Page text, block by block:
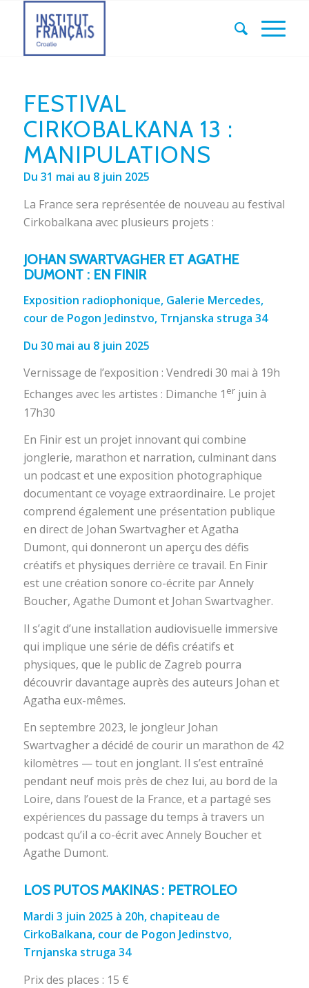
FESTIVAL
CIRKOBALKANA 13 :
MANIPULATIONS
Du 31 mai au 8 juin 2025
La France sera représentée de nouveau au festival
Cirkobalkana avec plusieurs projets :
JOHAN SWARTVAGHER ET AGATHE
DUMONT : EN FINIR
Exposition radiophonique, Galerie Mercedes,
cour de Pogon Jedinstvo, Trnjanska struga 34
Du 30 mai au 8 juin 2025
Vernissage de l’exposition : Vendredi 30 mai à 19h
Echanges avec les artistes : Dimanche 1 erjuin à
17h30
En Finir est un projet innovant qui combine
jonglerie, marathon et narration, culminant dans
un podcast et une exposition photographique
documentant ce voyage extraordinaire. Le projet
comprend également une présentation publique
en direct de Johan Swartvagher et Agatha
Dumont, qui donneront un aperçu des défis
créatifs et physiques derrière ce travail. En Finir
est une création sonore co-écrite par Annely
Boucher, Agathe Dumont et Johan Swartvagher.
Il s’agit d’une installation audiovisuelle immersive
qui implique une série de défis créatifs et
physiques, que le public de Zagreb pourra
découvrir davantage auprès des auteurs Johan et
Agatha eux-mêmes.
En septembre 2023, le jongleur Johan
Swartvagher a décidé de courir un marathon de 42
kilomètres — tout en jonglant. Il s’est entraîné
pendant neuf mois près de chez lui, au bord de la
Loire, dans l’ouest de la France, et a partagé ses
expériences du passage du temps à travers un
podcast qu’il a co-écrit avec Annely Boucher et
Agathe Dumont.
LOS PUTOS MAKINAS : PETROLEO
Mardi 3 juin 2025 à 20h, chapiteau de
CirkoBalkana, cour de Pogon Jedinstvo,
Trnjanska struga 34
Prix des places : 15 €